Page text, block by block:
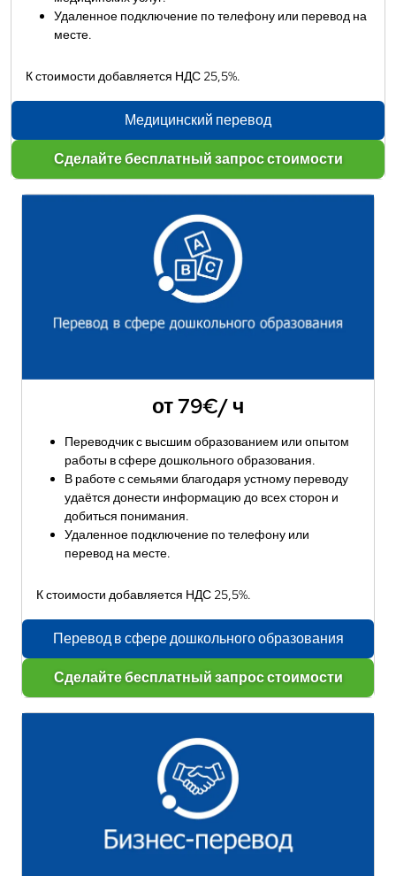
Удаленное подключение по телефону или перевод на
месте.
К стоимости добавляется НДС 25,5%.
Медицинский перевод
Сделайте бесплатный запрос стоимости
от 79€/ ч
Переводчик с высшим образованием или опытом
работы в сфере дошкольного образования.
В работе с семьями благодаря устному переводу
удаётся донести информацию до всех сторон и
добиться понимания.
Удаленное подключение по телефону или
перевод на месте.
К стоимости добавляется НДС 25,5%.
Перевод в сфере дошкольного образования
Сделайте бесплатный запрос стоимости